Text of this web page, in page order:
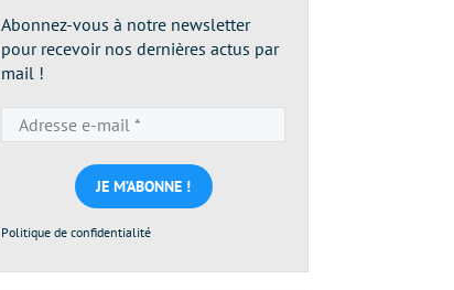
Abonnez-vous à notre newsletter
pour recevoir nos dernières actus par
mail !
e-
mail
*
Politique de confidentialité